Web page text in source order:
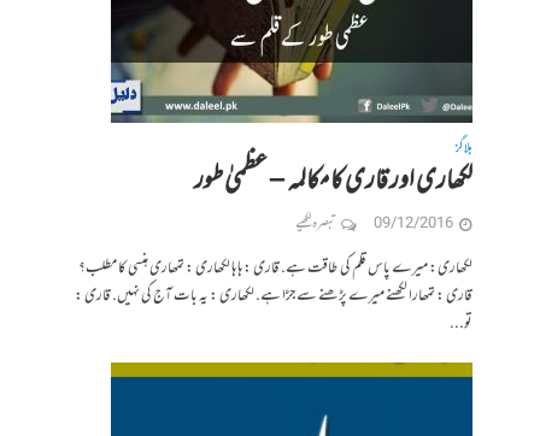
بلاگز
لکھاری اور قاری کا مکالمہ – عظمیٰ طور
09/12/2016 تبصرہ لکھیے
لکھاری: میرے پاس قلم کی طاقت ہے. قاری : ہا ہا لکھاری : تمھاری ہنسی کا مطلب؟
قاری : تمھارا لکھنے میرے پڑھنے سے جڑا ہے. لکھاری : یہ بات آج کی نہیں. قاری :
تو...